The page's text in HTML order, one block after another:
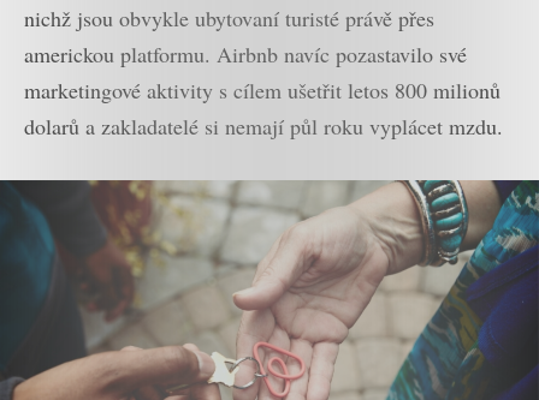
nichž jsou obvykle ubytovaní turisté právě přes
americkou platformu. Airbnb navíc pozastavilo své
marketingové aktivity s cílem ušetřit letos 800 milionů
dolarů a zakladatelé si nemají půl roku vyplácet mzdu.